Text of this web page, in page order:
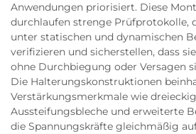
Anwendungen priorisiert. Diese
durchlaufen strenge Prüfprotokolle,
unter statischen und dynamischen
verifizieren und sicherstellen, dass
ohne Durchbiegung oder Versagen
Die Halterungskonstruktionen
Verstärkungsmerkmale wie
Aussteifungsbleche und erweiterte
die Spannungskräfte gleichmäßig